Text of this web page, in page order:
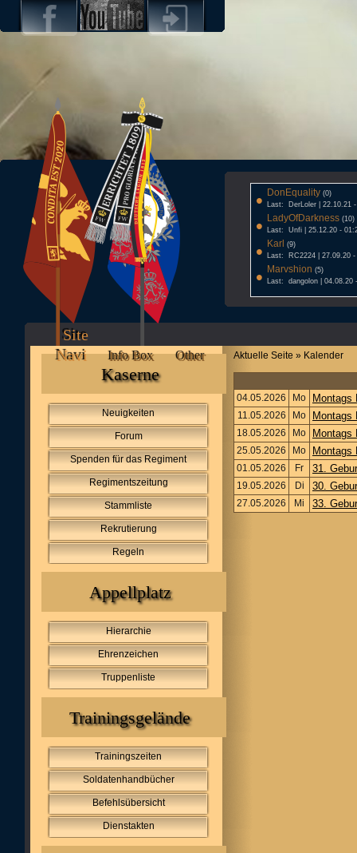
• DonEquality (0)
Last: DerLoler | 22.10.21
• LadyOfDarkness (10)
Last: Unfi | 25.12.20 -
• Karl (9)
Last: RC2224 | 27.09.20 -
• Marvshion (5)
Last: dangolon | 04.08.20
Site
Navi
Info Box Other
Kaserne
Neuigkeiten
Forum
Spenden für das Regiment
Regimentszeitung
Stammliste
Rekrutierung
Regeln
Appellplatz
Hierarchie
Ehrenzeichen
Truppenliste
Trainingsgelände
Trainingszeiten
Soldatenhandbücher
Befehlsübersicht
Dienstakten
Aktuelle Seite » Kalender
04.05.2026 Mo
11.05.2026 Mo
18.05.2026 Mo
25.05.2026 Mo
01.05.2026 Fr 31.
19.05.2026 Di 30.
27.05.2026 Mi 33.